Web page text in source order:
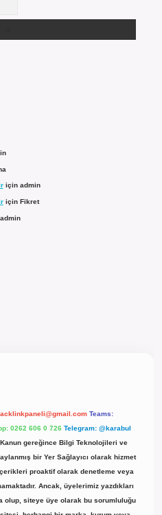
için admin
için Fikret
admin
Teams:
0262 606 0 726 Telegram: @karabul
Kanun gereğince Bilgi Teknolojileri ve
bir Yer Sağlayıcı olarak hizmet
proaktif olarak denetleme veya
Ancak, üyelerimiz yazdıkları
olup, siteye üye olarak bu sorumluluğu